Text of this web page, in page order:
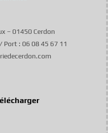
– 01450 Cerdon
Port : 06 08 45 67 11